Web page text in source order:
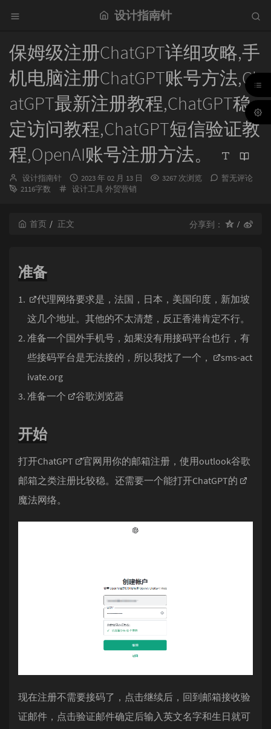
设计指南针
保姆级注册ChatGPT详细攻略,手
机电脑注册ChatGPT账号方法,Ch
atGPT最新注册教程,ChatGPT稳
定访问教程,ChatGPT短信验证教
程,OpenAI账号注册方法。
博
主：
设计指南针
发
布
2023 年 02 月 13 日 3267 次浏览
暂无评论
2116字数
分
设计工具 外贸营销
首页 正文 分享到：
准备
代理网络要求是，法国，日本，美国印度，新加坡
这几个地址。其他的不太清楚，反正香港肯定不行。
准备一个国外手机号，如果没有用接码平台也行，有
些接码平台是无法接的，所以我找了一个，
sms-act
ivate.org
准备一个
谷歌浏览器
开始
打开ChatGPT 官网用你的邮箱注册，使用outlook谷歌
邮箱之类注册比较稳。还需要一个能打开ChatGPT的
魔法网络。
现在注册不需要接码了，点击继续后，回到邮箱接收验
证邮件，点击验证邮件确定后输入英文名字和生日就可